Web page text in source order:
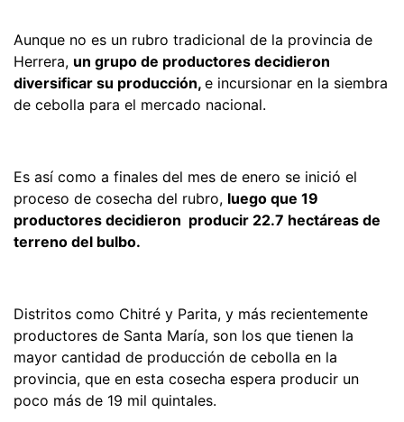
Aunque no es un rubro tradicional de la provincia de
Herrera, un grupo de productores decidieron
diversificar su producción, e incursionar en la siembra
de cebolla para el mercado nacional.
Es así como a finales del mes de enero se inició el
proceso de cosecha del rubro, luego que 19
productores decidieron producir 22.7 hectáreas de
terreno del bulbo.
Distritos como Chitré y Parita, y más recientemente
productores de Santa María, son los que tienen la
mayor cantidad de producción de cebolla en la
provincia, que en esta cosecha espera producir un
poco más de 19 mil quintales.